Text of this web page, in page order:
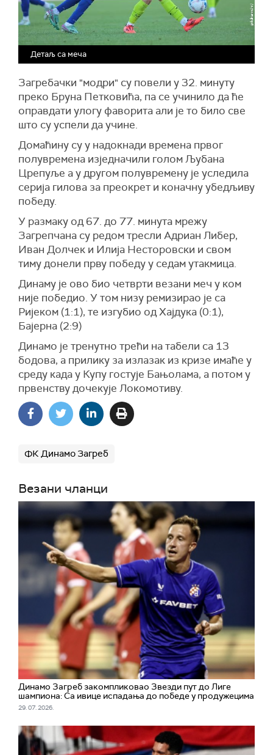
Детаљ са меча
Загребачки "модри" су повели у 32. минуту
преко Бруна Петковића, па се учинило да ће
оправдати улогу фаворита али је то било све
што су успели да учине.
Домаћину су у надокнади времена првог
полувремена изједначили голом Љубана
Црепуље а у другом полувремену је уследила
серија гилова за преокрет и коначну убедљиву
победу.
У размаку од 67. до 77. минута мрежу
Загрепчана су редом тресли Адриан Либер,
Иван Долчек и Илија Несторовски и свом
тиму донели прву победу у седам утакмица.
Динаму је ово био четврти везани меч у ком
није победио. У том низу ремизирао је са
Ријеком (1:1), те изгубио од Хајдука (0:1),
Бајерна (2:9)
Динамо је тренутно трећи на табели са 13
бодова, а прилику за излазак из кризе имаће у
среду када у Купу гостује Бањолама, а потом у
првенству дочекује Локомотиву.
ФК Динамо Загреб
Везани чланци
Динамо Загреб закомпликовао Звезди пут до Лиге
шампиона: Са ивице испадања до победе у продужецима
29. 07. 2026.